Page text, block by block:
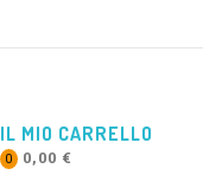
IL MIO CARRELLO
0 0,00 €